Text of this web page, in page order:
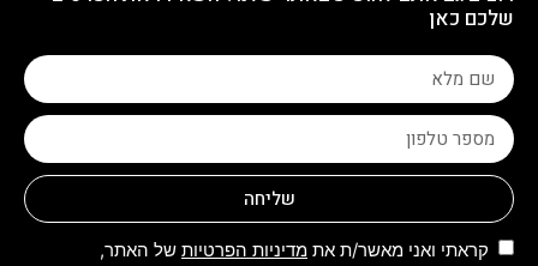
שלכם כאן
שליחה
קראתי ואני מאשר/ת את מדיניות הפרטיות של האתר,